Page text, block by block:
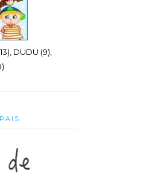
DUDU (9),